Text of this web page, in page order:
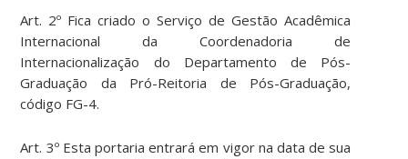
Art. 2º Fica criado o Serviço de Gestão Acadêmica
Internacional da Coordenadoria de
Internacionalização do Departamento de Pós-
Graduação da Pró-Reitoria de Pós-Graduação,
código FG-4.
Art. 3º Esta portaria entrará em vigor na data de sua